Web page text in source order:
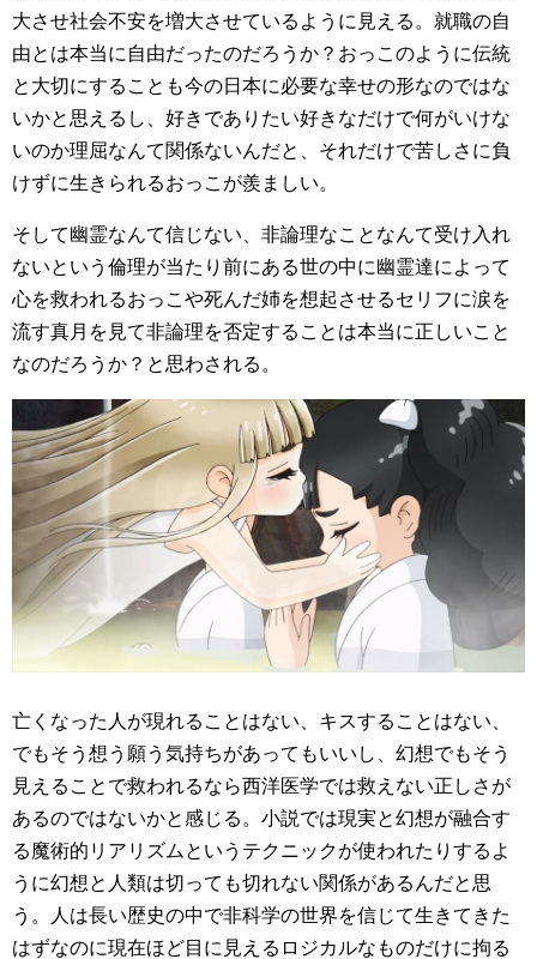
大させ社会不安を増大させているように見える。就職の自
由とは本当に自由だったのだろうか？おっこのように伝統
と大切にすることも今の日本に必要な幸せの形なのではな
いかと思えるし、好きでありたい好きなだけで何がいけな
いのか理屈なんて関係ないんだと、それだけで苦しさに負
けずに生きられるおっこが羨ましい。
そして幽霊なんて信じない、非論理なことなんて受け入れ
ないという倫理が当たり前にある世の中に幽霊達によって
心を救われるおっこや死んだ姉を想起させるセリフに涙を
流す真月を見て非論理を否定することは本当に正しいこと
なのだろうか？と思わされる。
亡くなった人が現れることはない、キスすることはない、
でもそう想う願う気持ちがあってもいいし、幻想でもそう
見えることで救われるなら西洋医学では救えない正しさが
あるのではないかと感じる。小説では現実と幻想が融合す
る魔術的リアリズムというテクニックが使われたりするよ
うに幻想と人類は切っても切れない関係があるんだと思
う。人は長い歴史の中で非科学の世界を信じて生きてきた
はずなのに現在ほど目に見えるロジカルなものだけに拘る